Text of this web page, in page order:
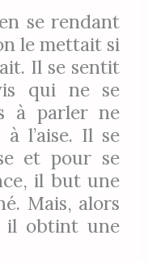
se rendant
le mettait si
Il se sentit
qui ne se
à parler ne
l’aise. Il se
et pour se
il but une
Mais, alors
il obtint une